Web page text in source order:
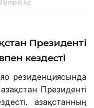
Президенті
кездесті
резиденциясында
Президенті
Қазақстанның